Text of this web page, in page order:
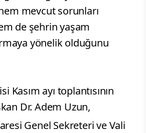
mevcut sorunları
de şehrin yaşam
yönelik olduğunu
Kasım ayı toplantısının
Dr. Adem Uzun,
Genel Sekreteri ve Vali